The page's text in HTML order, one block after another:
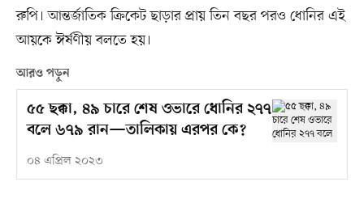
রুপি। আন্তর্জাতিক ক্রিকেট ছাড়ার প্রায় তিন বছর পরও ধোনির এই
আয়কে ঈর্ষণীয় বলতে হয়।
আরও পড়ুন
৫৫ ছক্কা, ৪৯ চারে শেষ ওভারে ধোনির ২৭৭
বলে ৬৭৯ রান—তালিকায় এরপর কে?
০৪ এপ্রিল ২০২৩